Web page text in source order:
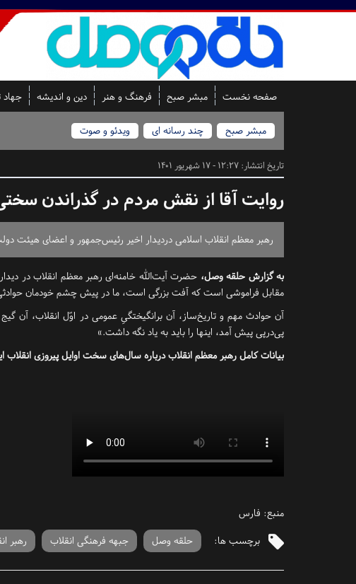
صفحه نخست مبشر صبح فرهنگ و هنر دین و اندیشه جهاد
مبشر صبح چند رسانه ای ویدئو و صوت
تاریخ انتشار: 12:27 - 17 شهریور 1401
روایت آقا از نقش مردم در گذراندن
رهبر معظم انقلاب اسلامی دردیدار اخیر رئیس‌جمهور و اعضای هیئت
به گزارش حلقه وصل، حضرت آیت‌الله خامنه‌ای رهبر معظم انقلاب در
مقابل فراموشی است که آفت بزرگی است، ما در پیش چشم خودمان حوادثی
آن حوادث مهم و تاریخ‌ساز، آن برانگیختگیِ عمومی در اوّل انقلاب، آن
پی‌درپی پیش آمد، اینها را باید به یاد نگه داشت.»
بیانات کامل رهبر معظم انقلاب درباره سال‌های سخت اوایل پیروزی انقلاب
منبع: فارس
برچسب ها: حلقه وصل جبهه فرهنگی انقلاب رهبر